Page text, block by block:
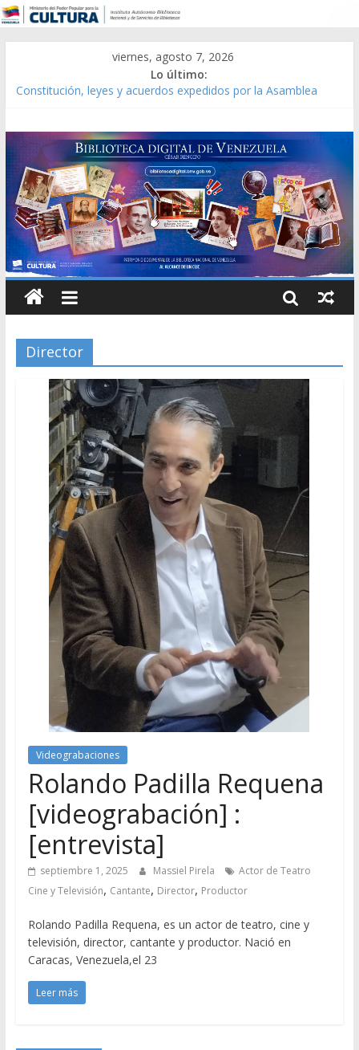
viernes, agosto 7, 2026
Lo último:
Constitución, leyes y acuerdos expedidos por la Asamblea
Modesta Bor Sánchez [material gráfico]
Gaceta Oficial de la República de Venezuela año CXXXIII Mes V,
Caracas 09 de marzo de 2006 N° 38.394
Catálogo temático de obras de Modesta Bor
Director
Videograbaciones
Rolando Padilla Requena
[videograbación] :
[entrevista]
septiembre 1, 2025 Massiel Pirela
Actor de Teatro
Cine y Televisión, Cantante, Director, Productor
Rolando Padilla Requena, es un actor de teatro, cine y
televisión, director, cantante y productor. Nació en
Caracas, Venezuela,el 23
Leer más